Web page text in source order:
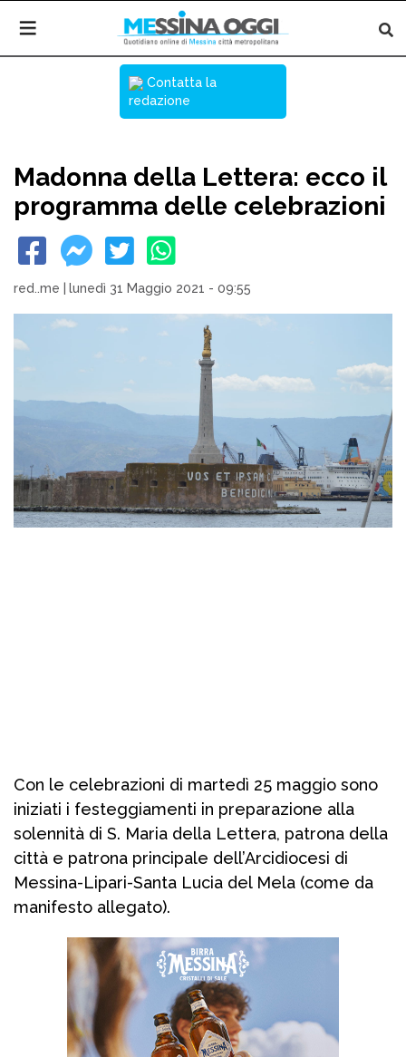
Contatta la
redazione
Madonna della Lettera: ecco il
programma delle celebrazioni
red..me lunedì 31 Maggio 2021 - 09:55
Con le celebrazioni di martedì 25 maggio sono
iniziati i festeggiamenti in preparazione alla
solennità di S. Maria della Lettera, patrona della
città e patrona principale dell’Arcidiocesi di
Messina-Lipari-Santa Lucia del Mela (come da
manifesto allegato).